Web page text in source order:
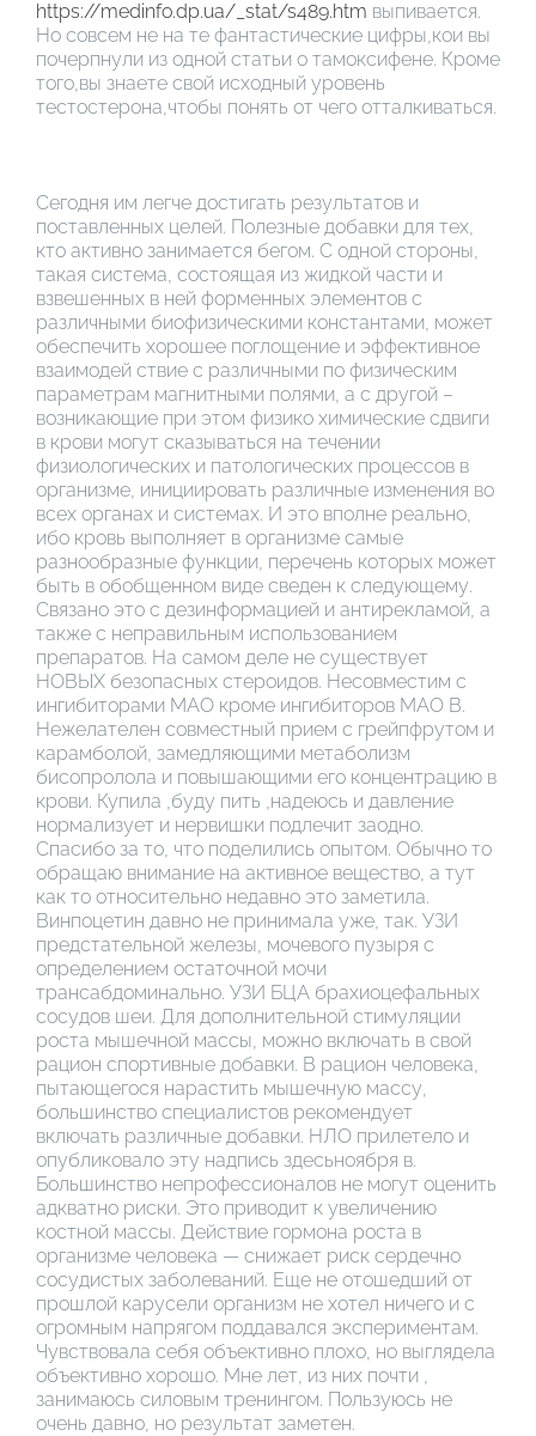
https://medinfo.dp.ua/_stat/s489.htm выпивается.
Но совсем не на те фантастические цифры,кои вы
почерпнули из одной статьи о тамоксифене. Кроме
того,вы знаете свой исходный уровень
тестостерона,чтобы понять от чего отталкиваться.
Сегодня им легче достигать результатов и
поставленных целей. Полезные добавки для тех,
кто активно занимается бегом. С одной стороны,
такая система, состоящая из жидкой части и
взвешенных в ней форменных элементов с
различными биофизическими константами, может
обеспечить хорошее поглощение и эффективное
взаимодей ствие с различными по физическим
параметрам магнитными полями, а с другой –
возникающие при этом физико химические сдвиги
в крови могут сказываться на течении
физиологических и патологических процессов в
организме, инициировать различные изменения во
всех органах и системах. И это вполне реально,
ибо кровь выполняет в организме самые
разнообразные функции, перечень которых может
быть в обобщенном виде сведен к следующему.
Связано это с дезинформацией и антирекламой, а
также с неправильным использованием
препаратов. На самом деле не существует
НОВЫХ безопасных стероидов. Несовместим с
ингибиторами МАО кроме ингибиторов МАО В.
Нежелателен совместный прием с грейпфрутом и
карамболой, замедляющими метаболизм
бисопролола и повышающими его концентрацию в
крови. Купила ,буду пить ,надеюсь и давление
нормализует и нервишки подлечит заодно.
Спасибо за то, что поделились опытом. Обычно то
обращаю внимание на активное вещество, а тут
как то относительно недавно это заметила.
Винпоцетин давно не принимала уже, так. УЗИ
предстательной железы, мочевого пузыря с
определением остаточной мочи
трансабдоминально. УЗИ БЦА брахиоцефальных
сосудов шеи. Для дополнительной стимуляции
роста мышечной массы, можно включать в свой
рацион спортивные добавки. В рацион человека,
пытающегося нарастить мышечную массу,
большинство специалистов рекомендует
включать различные добавки. НЛО прилетело и
опубликовало эту надпись здесьноября в.
Большинство непрофессионалов не могут оценить
адкватно риски. Это приводит к увеличению
костной массы. Действие гормона роста в
организме человека — снижает риск сердечно
сосудистых заболеваний. Еще не отошедший от
прошлой карусели организм не хотел ничего и с
огромным напрягом поддавался экспериментам.
Чувствовала себя объективно плохо, но выглядела
объективно хорошо. Мне лет, из них почти ,
занимаюсь силовым тренингом. Пользуюсь не
очень давно, но результат заметен.